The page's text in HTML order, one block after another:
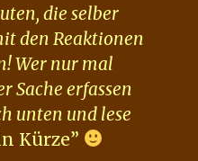
die selber
den Reaktionen
Wer nur mal
Sache erfassen
unten und lese
Kürze”